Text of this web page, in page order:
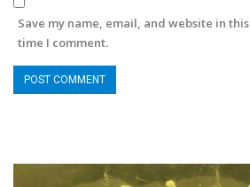
Save my name, email, and website in
time I comment.